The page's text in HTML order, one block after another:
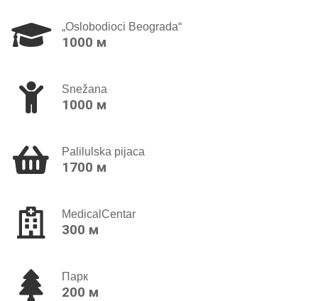
„Oslobodioci Beograda“
1000 м
Snežana
1000 м
Palilulska pijaca
1700 м
MedicalCentar
300 м
Парк
200 м